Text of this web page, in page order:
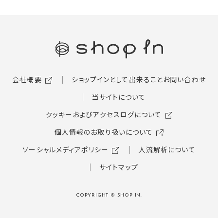
会社概要 ショップインとして出来ることお問い合わせ
当サイトについて
クッキーおよびアクセスログについて
個人情報のお取り扱いについて
ソーシャルメディアポリシー
人流解析について
サイトマップ
COPYRIGHT © SHOP IN.